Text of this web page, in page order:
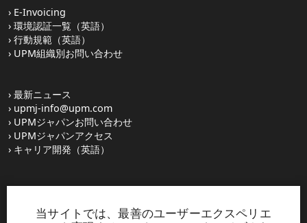
当サイトでは、最善のユーザーエクスペリエ
E-Invoicing
環境認証一覧（英語）
行動規範（英語）
UPM組織別お問い合わせ
最新ニュース
upmj-info@upm.com
UPMジャパンお問い合わせ
UPMジャパンアクセス
キャリア開発（英語）
UPM Switchboard